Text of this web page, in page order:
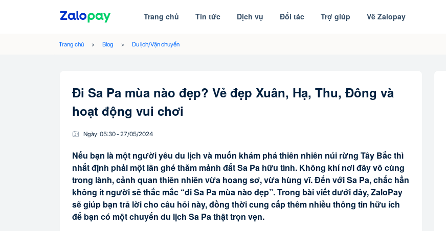
Trang chủ Tin tức Dịch vụ Đối tác Trợ giúp Về Zalopay
Trang chủ Blog Du lịch/Vận chuyển
Đi Sa Pa mùa nào đẹp? Vẻ đẹp Xuân, Hạ, Thu, Đông và
hoạt động vui chơi
Ngày: 05:30-27/05/2024
Nếu bạn là một người yêu du lịch và muốn khám phá thiên nhiên núi rừng Tây Bắc thì
nhất định phải một lần ghé thăm mảnh đất Sa Pa hữu tình. Không khí nơi đây vô cùng
trong lành, cảnh quan thiên nhiên vừa hoang sơ, vừa hùng vĩ. Đến với Sa Pa, chắc hẳn
không ít người sẽ thắc mắc “đi Sa Pa mùa nào đẹp”. Trong bài viết dưới đây, ZaloPay
sẽ giúp bạn trả lời cho câu hỏi này, đồng thời cung cấp thêm nhiều thông tin hữu ích
để bạn có một chuyến du lịch Sa Pa thật trọn vẹn.